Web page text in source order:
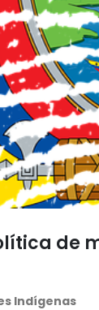
de
Indígenas